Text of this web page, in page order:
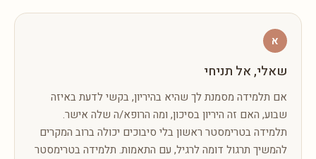
א
שאלי, אל תניחי
אם תלמידה מסמנת לך שהיא בהיריון, בקשי לדעת באיזה
שבוע, האם זה היריון בסיכון, ומה הרופא/ה שלה אישר.
תלמידה בטרימסטר ראשון בלי סיבוכים יכולה ברוב המקרים
להמשיך תרגול דומה לרגיל, עם התאמות. תלמידה בטרימסטר